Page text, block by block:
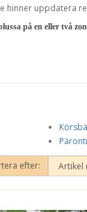
hinner uppdatera
på en eller två
efter: